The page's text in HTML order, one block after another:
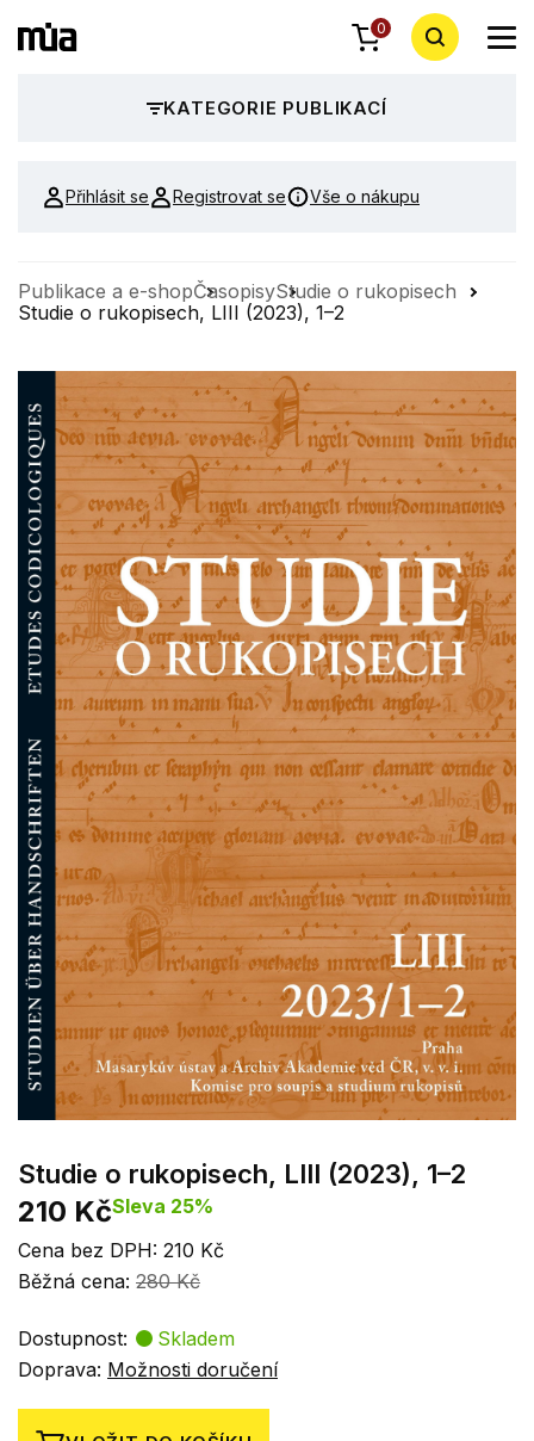
0
KATEGORIE PUBLIKACÍ
Přihlásit se Registrovat se Vše o nákupu
Publikace a e-shopČasopisyStudie o rukopisech
Studie o rukopisech, LIII (2023), 1–2
Studie o rukopisech, LIII (2023), 1–2
210 KčSleva 25%
Cena bez DPH: 210 Kč
Běžná cena: 280 Kč
Dostupnost:
Skladem
Doprava: Možnosti doručení